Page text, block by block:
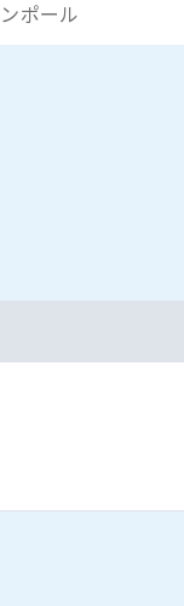
ポール